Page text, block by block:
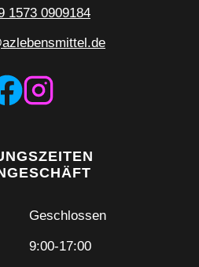
1573 0909184
Geschlossen
9:00-17:00